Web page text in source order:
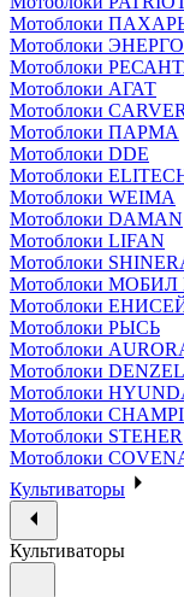
Мотоблоки
Мотоблоки
Мотоблоки
Мотоблоки АГАТ
Мотоблоки CARVER
Мотоблоки ПАРМА
Мотоблоки DDE
Мотоблоки
Мотоблоки WEIMA
Мотоблоки DAMAN
Мотоблоки LIFAN
Мотоблоки
Мотоблоки МОБИЛ
Мотоблоки
Мотоблоки РЫСЬ
Мотоблоки
Мотоблоки DENZEL
Мотоблоки
Мотоблоки
Мотоблоки STEHER
Мотоблоки
Культиваторы
Культиваторы